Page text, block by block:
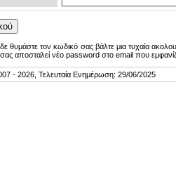
θυμάστε τον κωδικό σας βάλτε μια τυχαία
αποσταλεί νέο password στο email που
- 2026, Τελευταία Ενημέρωση: 29/06/2025